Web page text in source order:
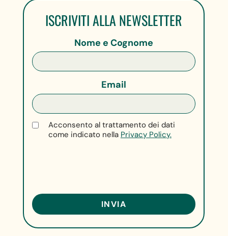
ISCRIVITI ALLA NEWSLETTER
Nome e Cognome
Email
Acconsento al trattamento dei dati
come indicato nella Privacy Policy.